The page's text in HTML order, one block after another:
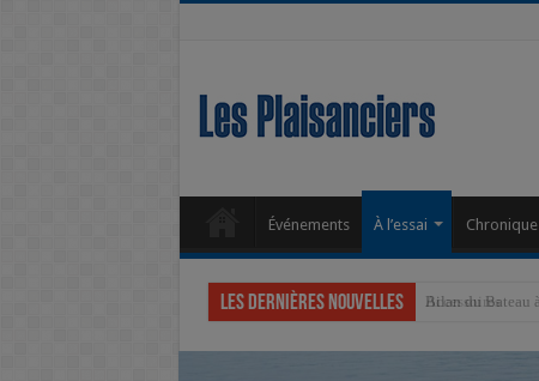
Événements À l’essai Chronique
Les dernières nouvelles Accessoires